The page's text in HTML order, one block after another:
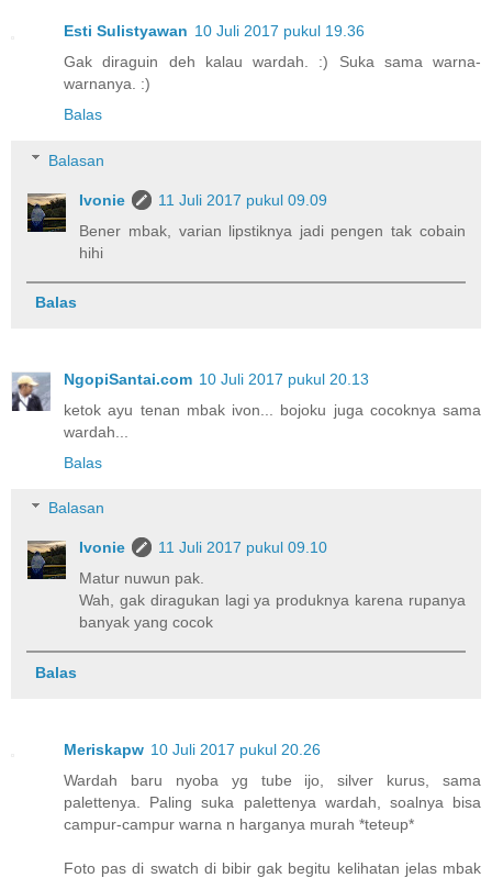
Esti Sulistyawan 10 Juli 2017 pukul 19.36
Gak diraguin deh kalau wardah. :) Suka sama warna-
warnanya. :)
Balas
Balasan
Ivonie
11 Juli 2017 pukul 09.09
Bener mbak, varian lipstiknya jadi pengen tak cobain
hihi
Balas
NgopiSantai.com 10 Juli 2017 pukul 20.13
ketok ayu tenan mbak ivon... bojoku juga cocoknya sama
wardah...
Balas
Balasan
Ivonie
11 Juli 2017 pukul 09.10
Matur nuwun pak.
Wah, gak diragukan lagi ya produknya karena rupanya
banyak yang cocok
Balas
Meriskapw 10 Juli 2017 pukul 20.26
Wardah baru nyoba yg tube ijo, silver kurus, sama
palettenya. Paling suka palettenya wardah, soalnya bisa
campur-campur warna n harganya murah *teteup*
Foto pas di swatch di bibir gak begitu kelihatan jelas mbak